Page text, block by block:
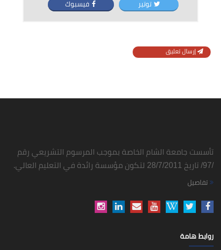
توتير فيسبوك
إرسال تعليق
تأسست جامعة الشام الخاصة بموجب المرسوم التشريعي رقم
/97/ تاريخ 28/7/2011 لتكون مؤسسة رائدة في التعليم العالي.
تفاصيل
روابط هامة